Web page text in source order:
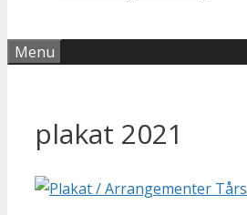
Menu
plakat 2021